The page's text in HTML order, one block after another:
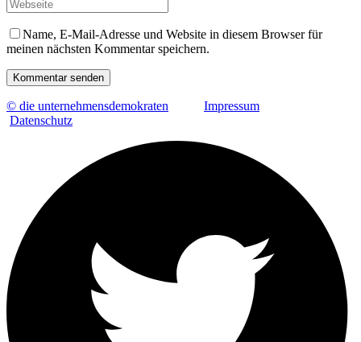
Name, E-Mail-Adresse und Website in diesem Browser für
meinen nächsten Kommentar speichern.
Kommentar senden
© die unternehmensdemokraten
Impressum
Datenschutz